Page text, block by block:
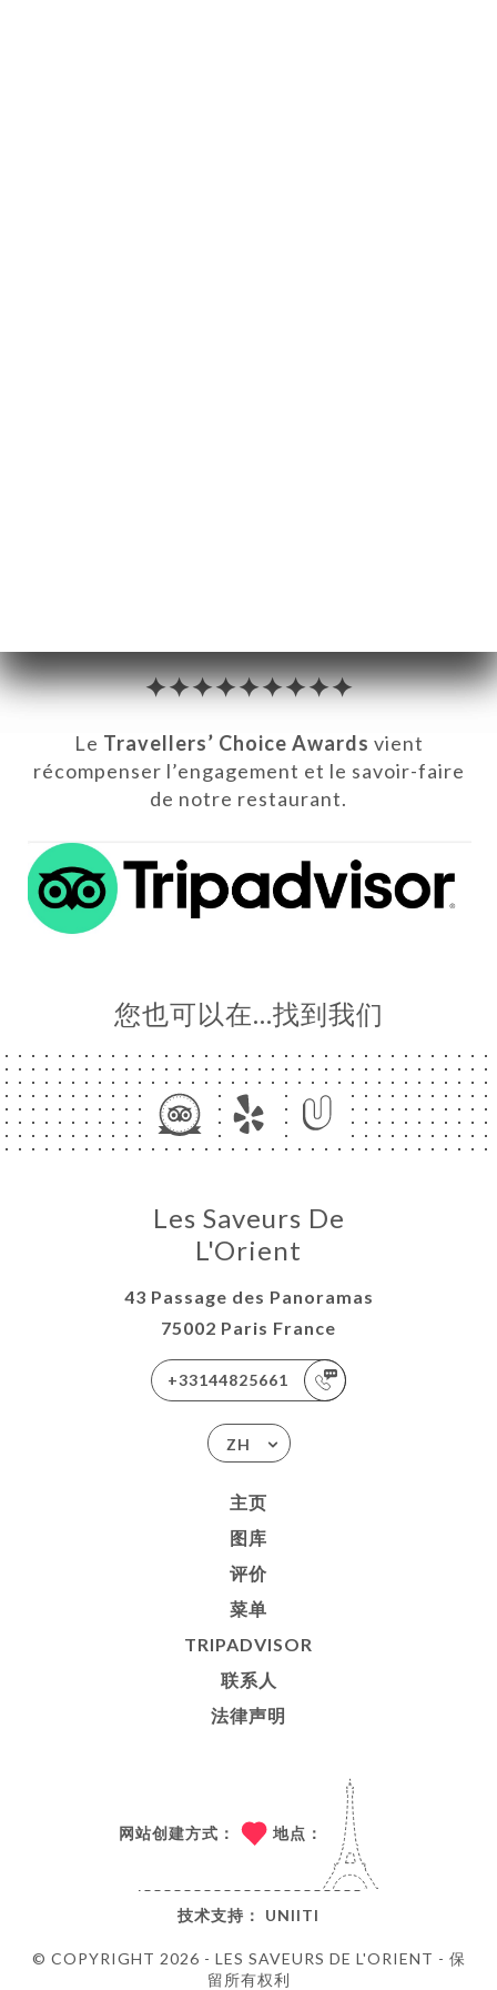
人
✦✦✦✦✦✦✦✦✦
Le Travellers’ Choice Awards vient
récompenser l’engagement et le savoir-faire
de notre restaurant.
您也可以在…找到我们
Les Saveurs De
L'Orient
43 Passage des Panoramas
75002 Paris France
+33144825661
ZH
主页
图库
评价
菜单
TRIPADVISOR
联系人
法律声明
© COPYRIGHT 2026 - LES SAVEURS DE L'ORIENT - 保
留所有权利
网站创建方式： 地点：
技术支持： UNIITI